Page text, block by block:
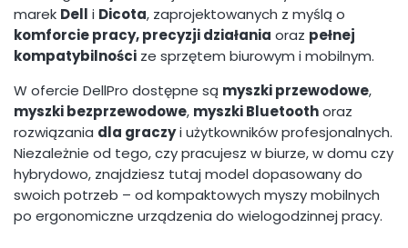
marek Dell i Dicota, zaprojektowanych z myślą o
komforcie pracy, precyzji działania oraz pełnej
kompatybilności ze sprzętem biurowym i mobilnym.
W ofercie DellPro dostępne są myszki przewodowe,
myszki bezprzewodowe, myszki Bluetoothoraz
rozwiązania dla graczyi użytkowników profesjonalnych.
Niezależnie od tego, czy pracujesz w biurze, w domu czy
hybrydowo, znajdziesz tutaj model dopasowany do
swoich potrzeb – od kompaktowych myszy mobilnych
po ergonomiczne urządzenia do wielogodzinnej pracy.